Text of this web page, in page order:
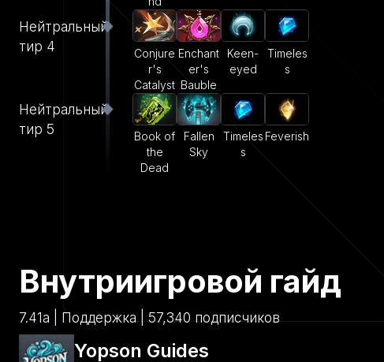
Нейтральный
тир 4
Conjure
r's
Catalyst
Enchant
er's
Bauble
Keen-
eyed
Timeles
s
Нейтральный
тир 5
Book of
the
Dead
Fallen
Sky
Timeles
s
Feverish
Внутриигровой гайд
7.41a | Поддержка | 57,340 подписчиков
Yopson Guides